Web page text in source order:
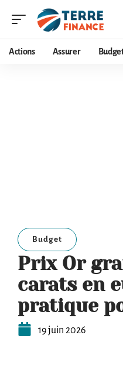
Actions Assurer
Budget
Prix Or
carats en
pratique
19 juin 2026